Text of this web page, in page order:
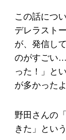
この話につ
デレラスト
が、発信し
のがすごい
った！」と
が多かった
野田さんの
きた」とい